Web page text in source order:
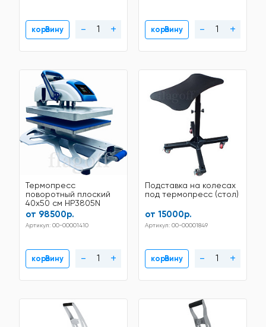
В корзину - + В корзину - +
Термопресс
поворотный плоский
40x50 см HP3805N
от 98500р.
Артикул: 00-00001410
В корзину - +
Подставка на колесах
под термопресс (стол)
от 15000р.
Артикул: 00-00001849
В корзину - +